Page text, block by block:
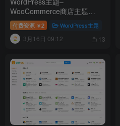
WooCommerce商店主题
WoodMart v8.3.9 破解版
付费资源 ￥2 WordPress主题
3月16日 09:12 13